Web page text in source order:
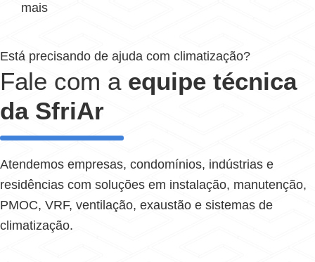
mais
Está precisando de ajuda com climatização?
Fale com a equipe técnica
da SfriAr
Atendemos empresas, condomínios, indústrias e
residências com soluções em instalação, manutenção,
PMOC, VRF, ventilação, exaustão e sistemas de
climatização.